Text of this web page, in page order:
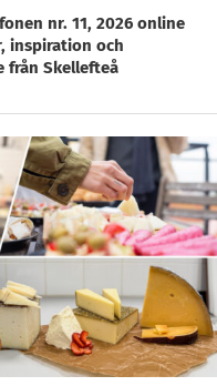
nr. 11, 2026 online
inspiration och
från Skellefteå